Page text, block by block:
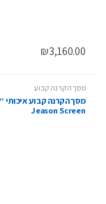
₪3,160.00
מסך הקרנה קבוע
Jeason Screen